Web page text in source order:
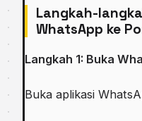
Langkah-
WhatsApp ke
Langkah 1: Buka
Buka aplikasi